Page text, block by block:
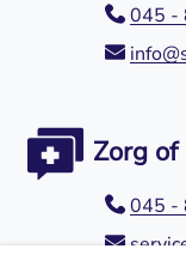
045 -
Zorg
045 -